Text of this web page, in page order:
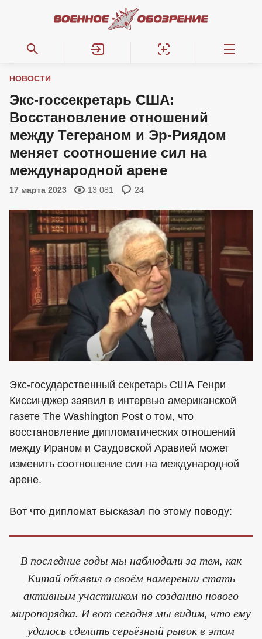
НОВОСТИ
Экс-госсекретарь США:
Восстановление отношений
между Тегераном и Эр-Риядом
меняет соотношение сил на
международной арене
17 марта 2023 13 081 24
Экс-государственный секретарь США Генри
Киссинджер заявил в интервью американской
газете The Washington Post о том, что
восстановление дипломатических отношений
между Ираном и Саудовской Аравией может
изменить соотношение сил на международной
арене.
Вот что дипломат высказал по этому поводу:
В последние годы мы наблюдали за тем, как
Китай объявил о своём намерении стать
активным участником по созданию нового
миропорядка. И вот сегодня мы видим, что ему
удалось сделать серьёзный рывок в этом